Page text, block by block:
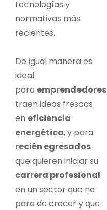
tecnologías y
normativas más
recientes.
De igual manera es
ideal
para emprendedores
traen ideas frescas
en eficiencia
energética, y para
recién egresados
que quieren iniciar su
carrera profesional
en un sector que no
para de crecer y que